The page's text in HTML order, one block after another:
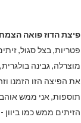
פיצת הדוז פואה
פטריות, בצל סגול,
מוצרלה, גבינה
את הפיצה הזו הזמנו
תוספות, אני ממש
הזיתים ממש כמו ביוון